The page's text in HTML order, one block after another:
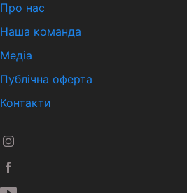
Про нас
Наша команда
Медіа
Публічна оферта
Контакти